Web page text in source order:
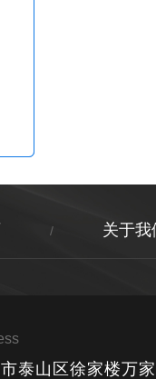
/ 关于我
泰山区徐家楼万